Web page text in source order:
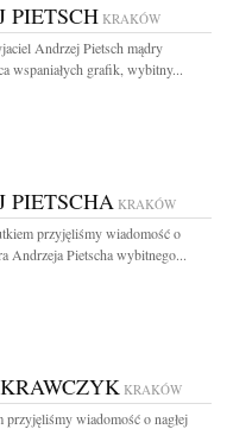
PIETSCH KRAKÓW
Andrzej Pietsch mądry
wspaniałych grafik, wybitny...
PIETSCHA KRAKÓW
przyjęliśmy wiadomość o
Andrzeja Pietscha wybitnego...
KRAKÓW
przyjęliśmy wiadomość o nagłej